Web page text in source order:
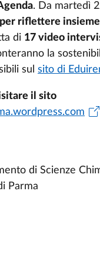
. Da martedì
riflettere
di 17 video
la
sul sito di
il sito
di Scienze
Parma